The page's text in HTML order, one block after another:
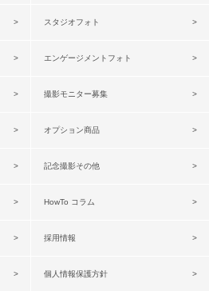
スタジオフォト
エンゲージメントフォト
撮影モニター募集
オプション商品
記念撮影その他
HowTo コラム
採用情報
個人情報保護方針